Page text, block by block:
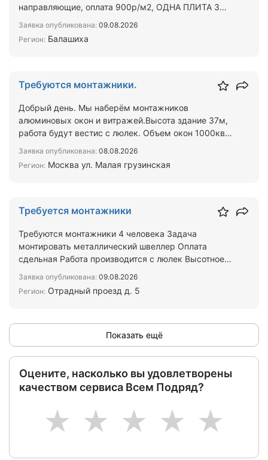
направляющие, оплата 900р/м2, ОДНА ПЛИТА 3
Заявка опубликована: 09.08.2026
Регион: Балашиха
Требуются монтажники.
Добрый день. Мы наберём монтажников
алюминовых окон и витражей.Высота здание 37м,
работа будут вестис с люлек. Объем окон 1000кв а
Заявка опубликована: 08.08.2026
Регион: Москва ул. Малая грузинская
Требуется монтажники
Требуются монтажники 4 человека Задача
монтировать металлический швеллер Оплата
сдельная Работа производится с люлек Высотное
Заявка опубликована: 09.08.2026
Регион: Отрадный проезд д. 5
Показать ещё
Оцените, насколько вы удовлетворены
качеством сервиса Всем Подряд?
5
4
3
2
1